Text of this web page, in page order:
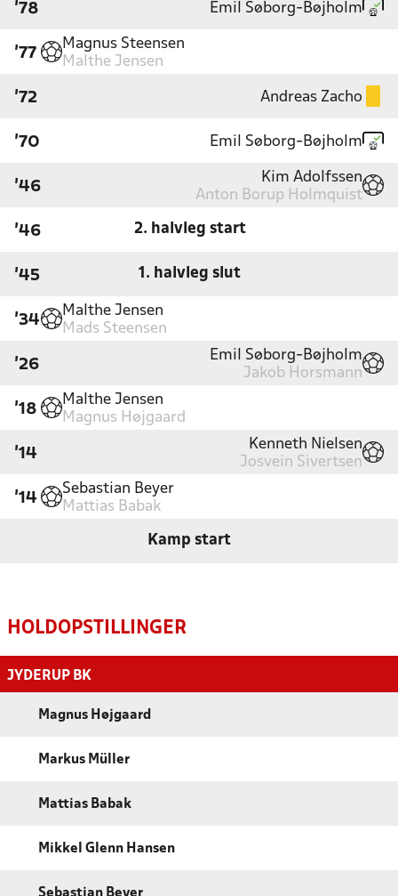
'78 Emil Søborg-Bøjholm
'77
Magnus Steensen
Malthe Jensen
'72 Andreas Zacho
'70 Emil Søborg-Bøjholm
'46
Kim Adolfssen
Anton Borup Holmquist
'46 2. halvleg start
'45 1. halvleg slut
'34
Malthe Jensen
Mads Steensen
'26
Emil Søborg-Bøjholm
Jakob Horsmann
'18
Malthe Jensen
Magnus Højgaard
'14
Kenneth Nielsen
Josvein Sivertsen
'14
Sebastian Beyer
Mattias Babak
Kamp start
HOLDOPSTILLINGER
JYDERUP BK
Magnus Højgaard
Markus Müller
Mattias Babak
Mikkel Glenn Hansen
Sebastian Beyer